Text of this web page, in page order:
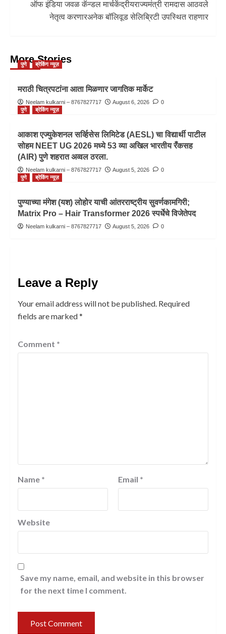
ऑफ इंडिया जवळ कॅन्डल मार्चकेंद्रीयराज्यमंत्री रामदास आठवले
नेतृत्व करणारअनेक बॉलिवूड सेलिब्रिटी उपस्थित राहणार
More Stories
पुणे ब्रेकिंग न्यूज़
मराठी चित्रपटांना आता मिळणार जागतिक मार्केट
Neelam kulkarni – 8767827717 August 6, 2026
0
पुणे
ब्रेकिंग न्यूज़
आकाश एज्युकेशनल सर्व्हिसेस लिमिटेड (AESL) चा विद्यार्थी पाटील
सोहम NEET UG 2026 मध्ये 53 व्या अखिल भारतीय रँकसह
(AIR) पुणे शहरात अव्वल ठरला.
Neelam kulkarni – 8767827717 August 5, 2026
0
पुणे
ब्रेकिंग न्यूज़
पुण्याच्या मंगेश (यश) लोहोर याची आंतरराष्ट्रीय सुवर्णकामगिरी;
Matrix Pro – Hair Transformer 2026 स्पर्धेचे विजेतेपद
Neelam kulkarni – 8767827717 August 5, 2026 0
Leave a Reply
Your email address will not be published. Required
fields are marked*
Comment *
Name * Email *
Website
Save my name, email, and website in this browser
for the next time I comment.